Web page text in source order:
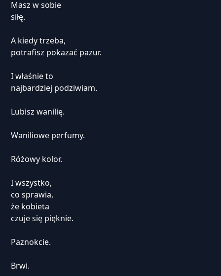
Masz w sobie
siłę.
A kiedy trzeba,
potrafisz pokazać pazur.
I właśnie to
najbardziej podziwiam.
Lubisz wanilię.
Waniliowe perfumy.
Różowy kolor.
I wszystko,
co sprawia,
że kobieta
czuje się pięknie.
Paznokcie.
Brwi.